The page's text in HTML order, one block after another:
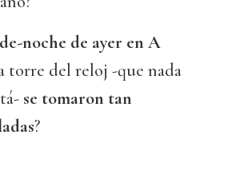
noche de ayer en A
torre del reloj -que nada
se tomaron tan
?